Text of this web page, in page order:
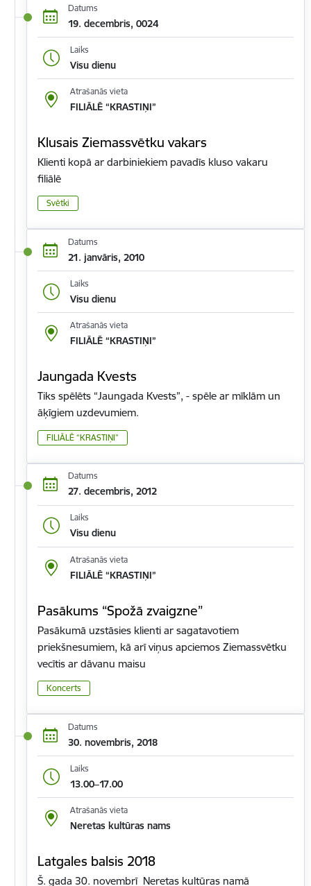
Datums
19. decembris, 0024
Laiks
Visu dienu
Atrašanās vieta
FILIĀLĒ “KRASTIŅI”
Klusais Ziemassvētku vakars
Klienti kopā ar darbiniekiem pavadīs kluso vakaru
filiālē
Svētki
Datums
21. janvāris, 2010
Laiks
Visu dienu
Atrašanās vieta
FILIĀLĒ “KRASTIŅI”
Jaungada Kvests
Tiks spēlēts “Jaungada Kvests”, - spēle ar mīklām un
āķīgiem uzdevumiem.
FILIĀLĒ “KRASTIŅI”
Datums
27. decembris, 2012
Laiks
Visu dienu
Atrašanās vieta
FILIĀLĒ “KRASTIŅI”
Pasākums “Spožā zvaigzne”
Pasākumā uzstāsies klienti ar sagatavotiem
priekšnesumiem, kā arī viņus apciemos Ziemassvētku
vecītis ar dāvanu maisu
Koncerts
Datums
30. novembris, 2018
Laiks
13.00–17.00
Atrašanās vieta
Neretas kultūras nams
Latgales balsis 2018
Š. gada 30. novembrī Neretas kultūras namā